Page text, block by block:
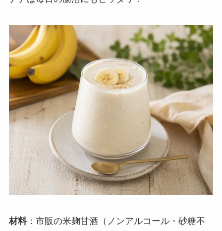
材料：市販の米麹甘酒（ノンアルコール・砂糖不